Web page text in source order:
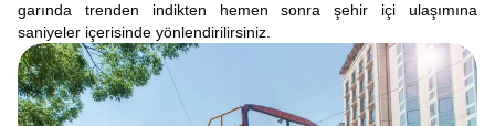
garında trenden indikten hemen sonra şehir içi ulaşımına
saniyeler içerisinde yönlendirilirsiniz.